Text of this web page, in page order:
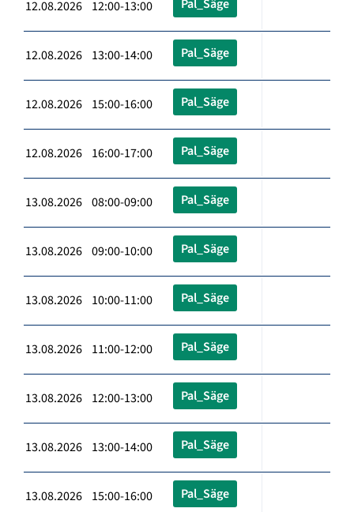
12.08.2026 12:00-13:00 Pal_Säge
12.08.2026 13:00-14:00 Pal_Säge
12.08.2026 15:00-16:00 Pal_Säge
12.08.2026 16:00-17:00 Pal_Säge
13.08.2026 08:00-09:00 Pal_Säge
13.08.2026 09:00-10:00 Pal_Säge
13.08.2026 10:00-11:00 Pal_Säge
13.08.2026 11:00-12:00 Pal_Säge
13.08.2026 12:00-13:00 Pal_Säge
13.08.2026 13:00-14:00 Pal_Säge
13.08.2026 15:00-16:00 Pal_Säge